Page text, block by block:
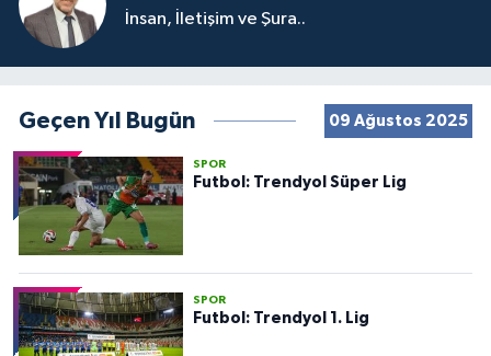
İnsan, İletişim ve Şura..
Geçen Yıl Bugün 09 Ağustos 2025
SPOR
Futbol: Trendyol Süper Lig
SPOR
Futbol: Trendyol 1. Lig